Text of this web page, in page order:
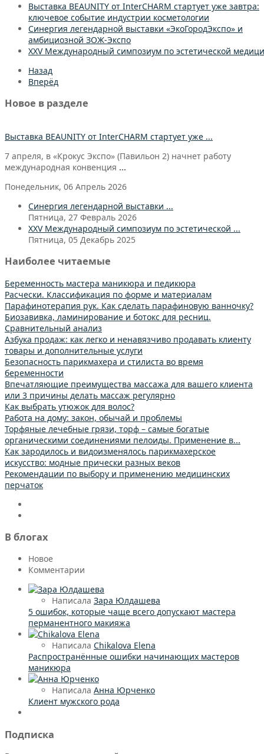
Выставка BEAUNITY от InterCHARM стартует уже завтра:
ключевое событие индустрии косметологии
Синергия легендарной выставки «ЭкоГородЭкспо» и
амбициозной ЗОЖ-Экспо
XXV Международный симпозиум по эстетической
Назад
Вперёд
Новое в разделе
Выставка BEAUNITY от InterCHARM стартует уже ...
7 апреля, в «Крокус Экспо» (Павильон 2) начнет работу
международная конвенция ...
Понедельник, 06 Апрель 2026
Синергия легендарной выставки ...
Пятница, 27 Февраль 2026
XXV Международный симпозиум по эстетической ...
Пятница, 05 Декабрь 2025
Наиболее читаемые
Беременность мастера маникюра и педикюра
Расчески. Классификация по форме и материалам
Парафинотерапия рук. Как сделать парафиновую ванночку?
Биозавивка, ламинирование и ботокс для ресниц.
Сравнительный анализ
Азбука продаж: как легко и ненавязчиво продавать клиенту
товары и дополнительные услуги
Безопасность парикмахера и стилиста во время
беременности
Впечатляющие преимущества массажа для вашего клиента
или 3 причины делать массаж регулярно
Как выбрать утюжок для волос?
Работа на дому: закон, обычай и проблемы
Торфяные лечебные грязи, торф – самые богатые
органическими соединениями пелоиды. Применение в...
Как зародилось и видоизменялось парикмахерское
искусство: модные прически разных веков
Рекомендации по выбору и применению медицинских
перчаток
В блогах
Новое
Комментарии
Написала Зара Юлдашева
5 ошибок, которые чаще всего допускают мастера
перманентного макияжа
Написала Chikalova Elena
Распространённые ошибки начинающих мастеров
маникюра
Написала Анна Юрченко
Клиент мужского рода
Подписка